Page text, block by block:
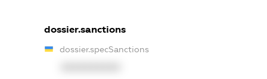
dossier.sanctions
dossier.specSanctions